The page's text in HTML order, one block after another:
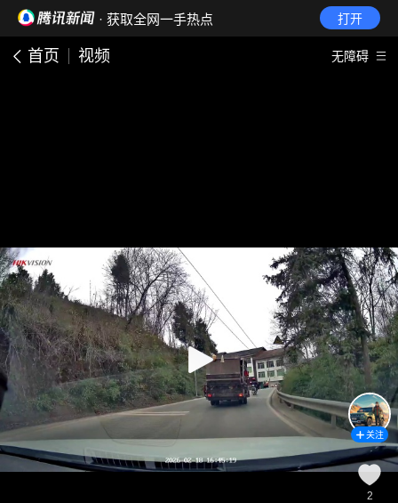
· 获取全网一手热点 打开
首页 视频 无障碍
关注
2